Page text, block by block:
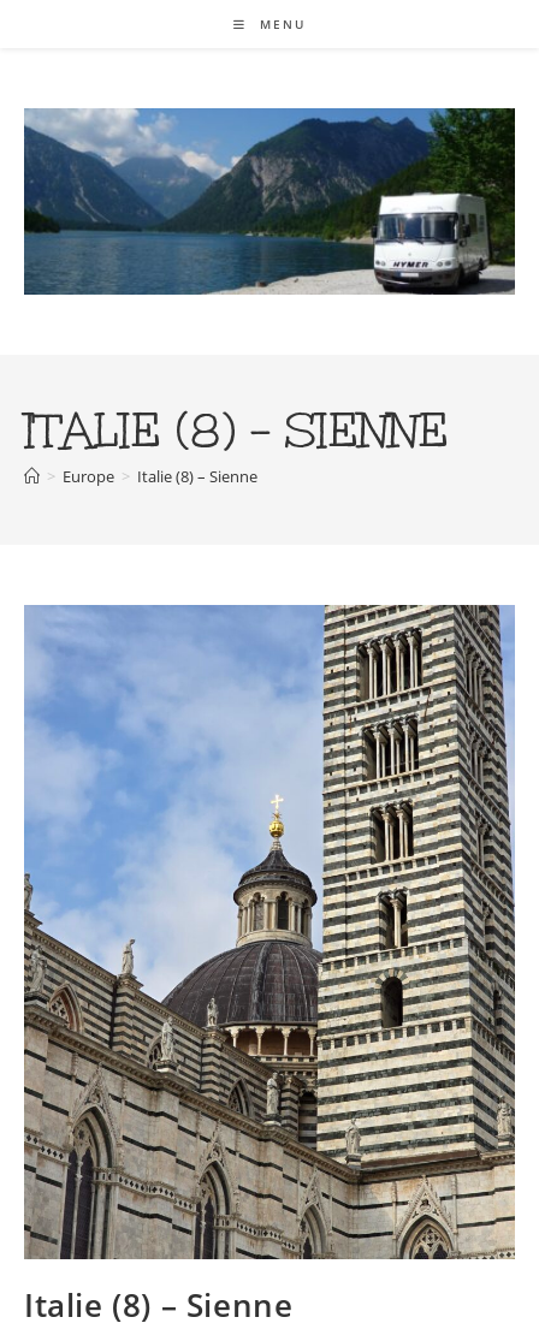
MENU
ITALIE (8) – SIENNE
> Europe > Italie (8) – Sienne
Italie (8) – Sienne